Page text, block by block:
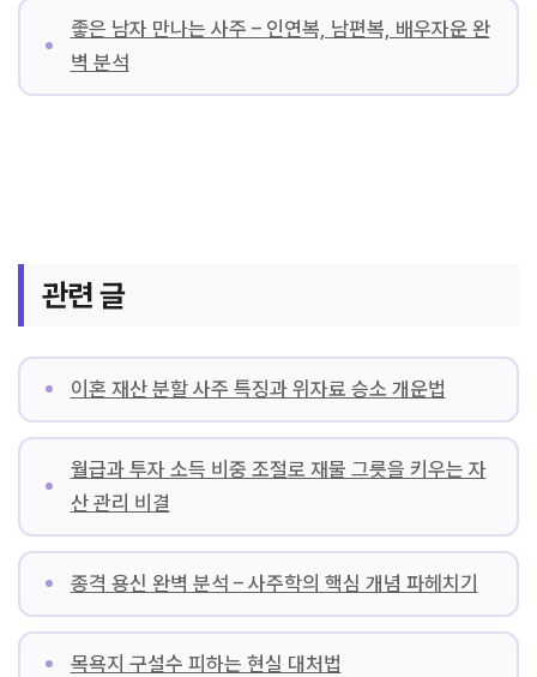
좋은 남자 만나는 사주 – 인연복, 남편복, 배우자운 완
벽 분석
관련 글
이혼 재산 분할 사주 특징과 위자료 승소 개운법
월급과 투자 소득 비중 조절로 재물 그릇을 키우는 자
산 관리 비결
종격 용신 완벽 분석 – 사주학의 핵심 개념 파헤치기
목욕지 구설수 피하는 현실 대처법